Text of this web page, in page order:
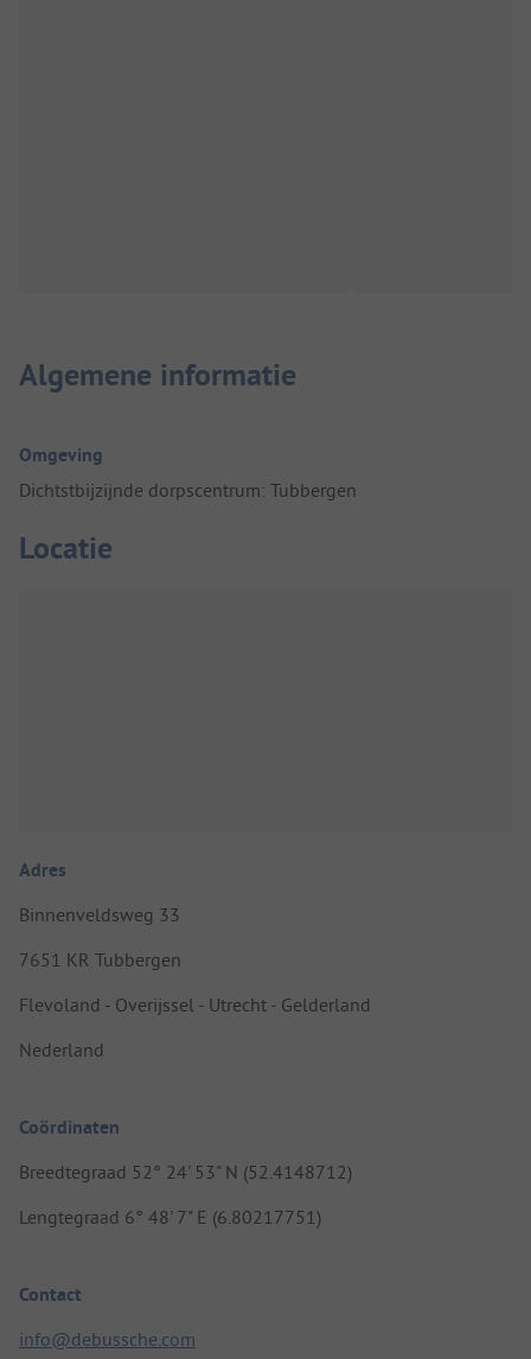
Algemene informatie
Omgeving
Dichtstbijzijnde dorpscentrum: Tubbergen
Locatie
Adres
Binnenveldsweg 33
7651 KR Tubbergen
Flevoland - Overijssel - Utrecht - Gelderland
Nederland
Coördinaten
Breedtegraad 52° 24' 53" N (52.4148712)
Lengtegraad 6° 48' 7" E (6.80217751)
Contact
info@debussche.com